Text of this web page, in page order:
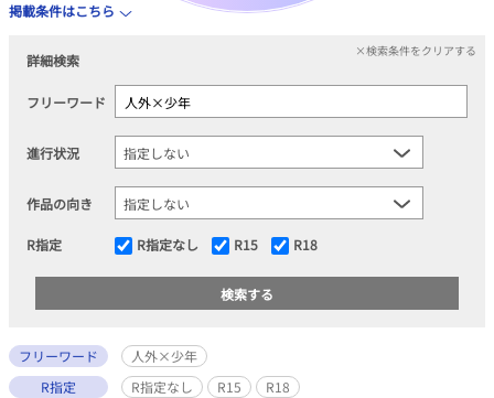
掲載条件はこちら
詳細検索
×検索条件をクリアする
フリーワード
進行状況
作品の向き
R指定 R指定なし R15 R18
フリーワード
人外×少年
R指定
R指定なし R15 R18